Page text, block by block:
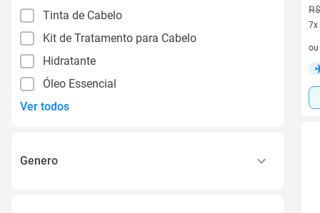
Tinta de Cabelo
Kit de Tratamento para Cabelo
Hidratante
Óleo Essencial
Ver todos
Genero
7x
7
ou